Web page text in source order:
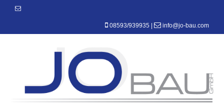
08593/939935 info@jo-bau.com